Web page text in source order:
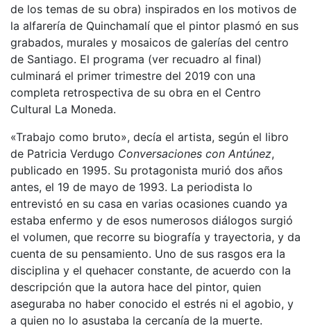
de los temas de su obra) inspirados en los motivos de
la alfarería de Quinchamalí que el pintor plasmó en sus
grabados, murales y mosaicos de galerías del centro
de Santiago. El programa (ver recuadro al final)
culminará el primer trimestre del 2019 con una
completa retrospectiva de su obra en el Centro
Cultural La Moneda.
«Trabajo como bruto», decía el artista, según el libro
de Patricia Verdugo Conversaciones con Antúnez,
publicado en 1995. Su protagonista murió dos años
antes, el 19 de mayo de 1993. La periodista lo
entrevistó en su casa en varias ocasiones cuando ya
estaba enfermo y de esos numerosos diálogos surgió
el volumen, que recorre su biografía y trayectoria, y da
cuenta de su pensamiento. Uno de sus rasgos era la
disciplina y el quehacer constante, de acuerdo con la
descripción que la autora hace del pintor, quien
aseguraba no haber conocido el estrés ni el agobio, y
a quien no lo asustaba la cercanía de la muerte.